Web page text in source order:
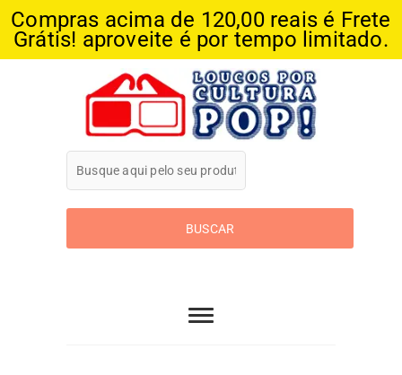
Compras acima de 120,00 reais é Frete
Grátis! aproveite é por tempo limitado.
Loucos Por
Cultura Pop